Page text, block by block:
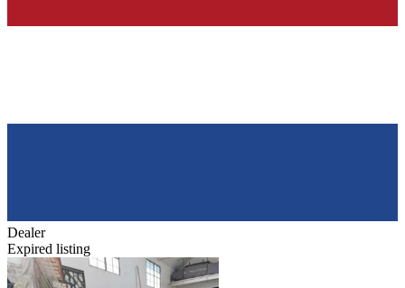
Dealer
Expired listing